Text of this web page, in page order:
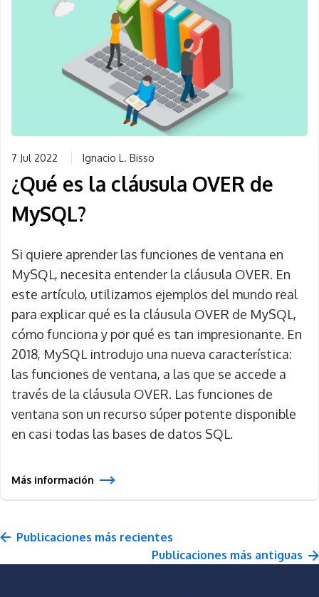
7 Jul 2022 Ignacio L. Bisso
¿Qué es la cláusula OVER de
MySQL?
Si quiere aprender las funciones de ventana en
MySQL, necesita entender la cláusula OVER. En
este artículo, utilizamos ejemplos del mundo real
para explicar qué es la cláusula OVER de MySQL,
cómo funciona y por qué es tan impresionante. En
2018, MySQL introdujo una nueva característica:
las funciones de ventana, a las que se accede a
través de la cláusula OVER. Las funciones de
ventana son un recurso súper potente disponible
en casi todas las bases de datos SQL.
Más información